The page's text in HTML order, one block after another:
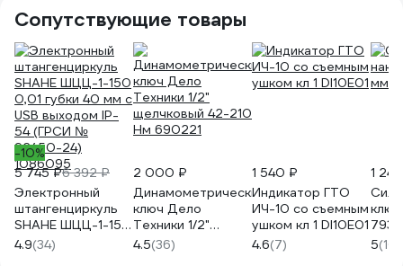
Сопутствующие товары
-10%
5 745 ₽6 392 ₽
Электронный
штангенциркуль
SHAHE ШЦЦ-1-150
0,01 губки 40 мм с
USB выходом IP-
4.9(34)
2 000 ₽
Динамометрический
ключ Дело
Техники 1/2"
щелчковый 42-210
Нм 690221
4.5(36)
1 540 ₽
Индикатор ГТО
ИЧ-10 со съемным
ушком кл 1 DI10E01
4.6(7)
1
5